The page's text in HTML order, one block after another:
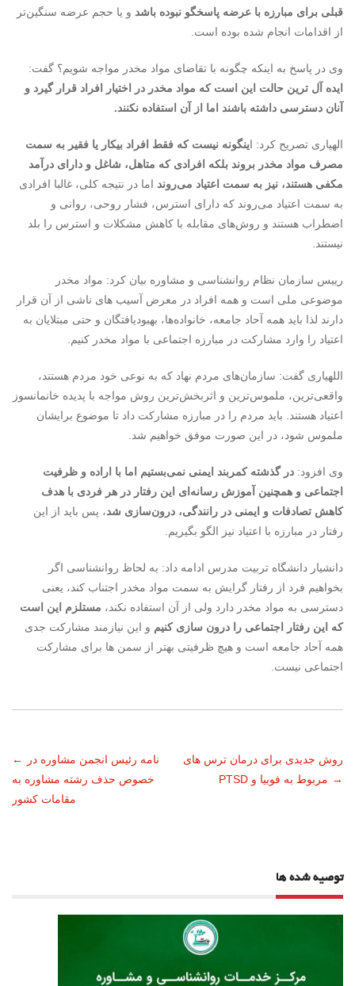
قبلی برای مبارزه با عرضه پاسخگو نبوده باشد و یا حجم عرضه سنگین‌تر
از اقدامات انجام شده بوده است.
وی در پاسخ به اینکه چگونه با تقاضای مواد مخدر مواجه شویم؟ گفت:
ایده آل ترین حالت این است که مواد مخدر در اختیار افراد قرار گیرد و
آنان دسترسی داشته باشند اما از آن استفاده نکنند.
الهیاری تصریح کرد: اینگونه نیست که فقط افراد بیکار یا فقیر به سمت
مصرف مواد مخدر بروند بلکه افرادی که متاهل، شاغل و دارای درآمد
مکفی هستند، نیز به سمت اعتیاد می‌روند اما در نتیجه کلی، غالبا افرادی
به سمت اعتیاد می‌روند که دارای استرس، فشار روحی، روانی و
اضطراب هستند و روش‌های مقابله با کاهش مشکلات و استرس را بلد
نیستند.
رییس سازمان نظام روانشناسی و مشاوره بیان کرد: مواد مخدر
موضوعی ملی است و همه افراد در معرض آسیب های ناشی از آن قرار
دارند لذا باید همه آحاد جامعه، خانواده‌ها، بهبودیافتگان و حتی مبتلایان به
اعتیاد را وارد مشارکت در مبارزه اجتماعی با مواد مخدر کنیم.
اللهیاری گفت: سازمان‌های مردم نهاد که به نوعی خود مردم هستند،
واقعی‌ترین، ملموس‌ترین و اثربخش‌ترین روش مواجه با پدیده خانمانسوز
اعتیاد هستند. باید مردم را در مبارزه مشارکت داد تا موضوع برایشان
ملموس شود، در این صورت موفق خواهیم شد.
وی افزود: در گذشته کمربند ایمنی نمی‌بستیم اما با اراده و ظرفیت
اجتماعی و همچنین آموزش رسانه‌ای این رفتار در هر فردی با هدف
کاهش تصادفات و ایمنی در رانندگی، درون‌سازی شد، پس باید از این
رفتار در مبارزه با اعتیاد نیز الگو بگیریم.
دانشیار دانشگاه تربیت مدرس ادامه داد: به لحاظ روانشناسی اگر
بخواهیم فرد از رفتار گرایش به سمت مواد مخدر اجتناب کند، یعنی
دسترسی به مواد مخدر دارد ولی از آن استفاده نکند، مستلزم این است
که این رفتار اجتماعی را درون سازی کنیم و این نیازمند مشارکت جدی
همه آحاد جامعه است و هیچ ظرفیتی بهتر از سمن ها برای مشارکت
اجتماعی نیست.
ناوبری
نوشته
←
نامه رئیس انجمن مشاوره در
خصوص حذف رشته مشاوره به
مقامات کشور
روش جدیدی برای درمان ترس های
مربوط به فوبیا و PTSD →
توصیه شده ها